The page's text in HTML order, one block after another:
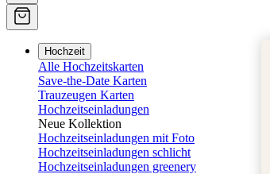
Hochzeit
Alle Hochzeitskarten
Save-the-Date Karten
Trauzeugen Karten
Hochzeitseinladungen
Neue Kollektion
Hochzeitseinladungen mit Foto
Hochzeitseinladungen schlicht
Hochzeitseinladungen greenery